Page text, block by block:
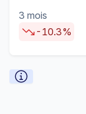
3 mois
-10.3%